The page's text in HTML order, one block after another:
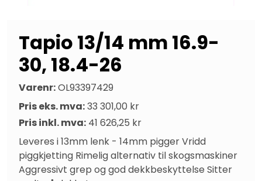
Tapio 13/14 mm 16.9-
30, 18.4-26
Varenr:OL93397429
Pris eks. mva:33 301,00 kr
Pris inkl. mva: 41 626,25 kr
Leveres i 13mm lenk - 14mm pigger Vridd
piggkjetting Rimelig alternativ til skogsmaskiner
Aggressivt grep og god dekkbeskyttelse Sitter